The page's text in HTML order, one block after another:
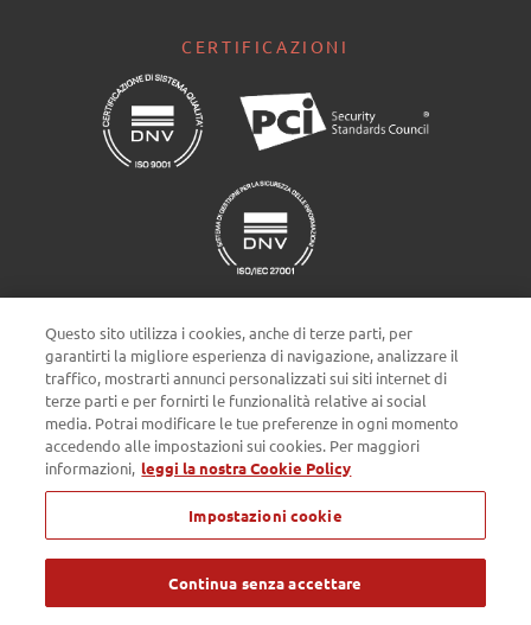
CERTIFICAZIONI
Impostazioni cookie
Privacy policy Cookie Policy
Passepartout s.p.a. - Società a socio unico - c/o SM HUB - Via
Consiglio dei Sessanta 99, 47891 Dogana Repubblica di San Marino
- Tel. 0549 978011 - Numero Verde 800 414243 - Codice Operatore
Economico SM03473 - Iscrizione Registro Società n° 6210 del 6
agosto 2010 - Iscrizione Registro delle attività e-commerce n° 55 -
Capitale Sociale € 4.800.000 i.v. - Tutti i diritti riservati
Questo sito utilizza i cookies, anche di terze parti, per
garantirti la migliore esperienza di navigazione, analizzare il
traffico, mostrarti annunci personalizzati sui siti internet di
terze parti e per fornirti le funzionalità relative ai social
media. Potrai modificare le tue preferenze in ogni momento
accedendo alle impostazioni sui cookies. Per maggiori
informazioni, leggi la nostra Cookie Policy
Impostazioni cookie
Continua senza accettare